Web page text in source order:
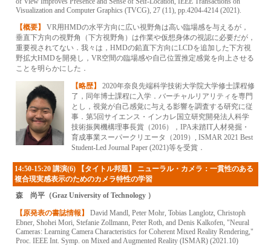
Visualization and Computer Graphics (TVCG), 27 (11), pp.4204-4214 (2021).
【概要】
VR用HMDの水平方向に広い視野角は高い臨場感を与えるが，
垂直下方向の視野角（下方視野角）は作業や仮想身体の視認に必要だが，
重要視されてない．我々は，HMDの鉛直下方向にLCDを追加した下方視
野拡大HMDを開発し，VR空間の臨場感や自己位置推定感覚を向上させる
ことを明らかにした．
【略歴】
2020年奈良先端科学技術大学院大学修士課程修
了，同年博士課程に入学．バーチャルリアリティを専門
とし，視覚が自己感覚に与える影響を調査する研究に従
事．第5回サイエンス・インカレ国立研究開発法人科学
技術振興機構理事長賞（2016），IPA未踏IT人材発掘・
育成事業スーパークリエータ（2019）, ISMAR 2021 Best
Student-Led Journal Paper (2021)等を受賞．
14:50-15:20 講演(6) 【タイトル邦題】 ニューラル・カメラ：一貫性のある
複合現実感表示のためのカメラ特性の学習
森 尚平（Graz University of Technology ）
【原発表の書誌情報】
David Mandl, Peter Mohr, Tobias Langlotz, Christoph
Ebner, Shohei Mori, Stefanie Zollmann, Peter Roth, and Denis Kalkofen, "Neural
Cameras: Learning Camera Characteristics for Coherent Mixed Reality Rendering,"
Proc. IEEE Int. Symp. on Mixed and Augmented Reality (ISMAR) (2021.10)